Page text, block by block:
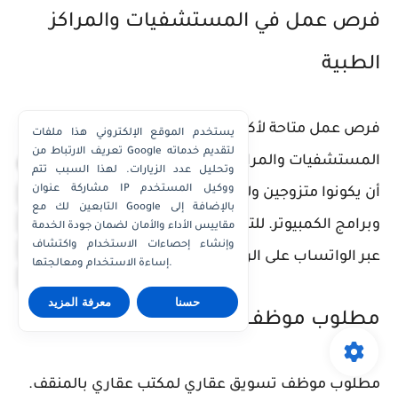
فرص عمل في المستشفيات والمراكز
الطبية
فرص عمل متاحة لأكثر من 100 وظيفة في كبرى
المستشفيات والمراكز الطبية في الكويت. الشباب يجب
أن يكونوا متزوجين ولديهم خبرة في اللغة الإنجليزية
وبرامج الكمبيوتر. للتقديم، يُرجى إرسال السيرة الذاتية
عبر الواتساب على الرقم: 60055682
مطلوب موظف تسويق عقاري
مطلوب موظف تسويق عقاري لمكتب عقاري بالمنقف.
واتساب الكويت
واتساب قطر
واتساب عُمان
يستخدم الموقع الإلكتروني هذا ملفات
تعريف الارتباط من Google لتقديم خدماته
وتحليل عدد الزيارات. لهذا السبب تتم
مشاركة عنوان IP ووكيل المستخدم
التابعين لك مع Google بالإضافة إلى
مقاييس الأداء والأمان لضمان جودة الخدمة
وإنشاء إحصاءات الاستخدام واكتشاف
إساءة الاستخدام ومعالجتها.
معرفة المزيد حسنا